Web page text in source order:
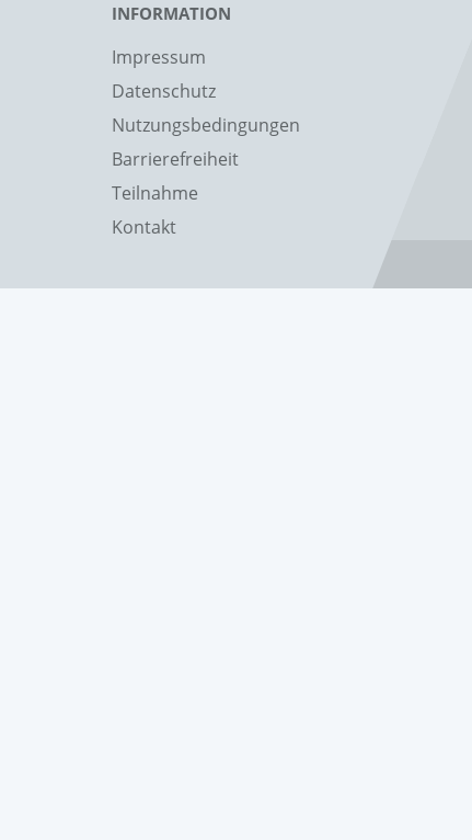
INFORMATION
Impressum
Datenschutz
Nutzungsbedingungen
Barrierefreiheit
Teilnahme
Kontakt